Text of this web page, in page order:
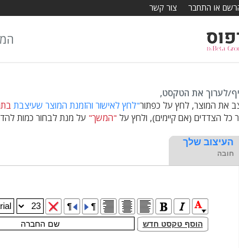
או התחבר צור קשר
לערוך את הטקסט,
את המוצר, לחץ על כפתור"לחץ לאישור והזמנת המוצר שעיצבת
כל הצדדים (אם קיימים), ולחץ על "המשך" על מנת לבחור כמות
העיצוב שלך
חובה